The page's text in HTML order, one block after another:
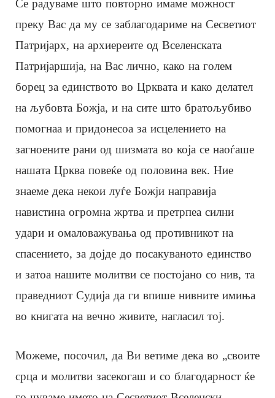
Се радуваме што повторно имаме можност
преку Вас да му се заблагодариме на Сесветиот
Патријарх, на архиереите од Вселенската
Патријаршија, на Вас лично, како на голем
борец за единството во Црквата и како делател
на љубовта Божја, и на сите што братољубиво
помогнаа и придонесоа за исцелението на
загноените рани од шизмата во која се наоѓаше
нашата Црква повеќе од половина век. Ние
знаеме дека некои луѓе Божји направија
навистина огромна жртва и претрпеа силни
удари и омаловажувања од противникот на
спасението, за дојде до посакуваното единство
и затоа нашите молитви се постојано со нив, та
праведниот Судија да ги впише нивните имиња
во книгата на вечно живите, нагласил тој.
Можеме, посочил, да Ви ветиме дека во „своите
срца и молитви засекогаш и со благодарност ќе